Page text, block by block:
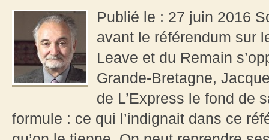
Publié le : 27 juin 2016
avant le référendum sur
Leave et du Remain
Grande-Bretagne,
de L’Express le fond de
formule : ce qui l’indignait dans ce